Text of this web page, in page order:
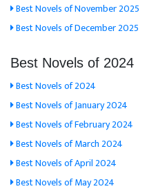
Best Novels of November 2025
Best Novels of December 2025
Best Novels of 2024
Best Novels of 2024
Best Novels of January 2024
Best Novels of February 2024
Best Novels of March 2024
Best Novels of April 2024
Best Novels of May 2024